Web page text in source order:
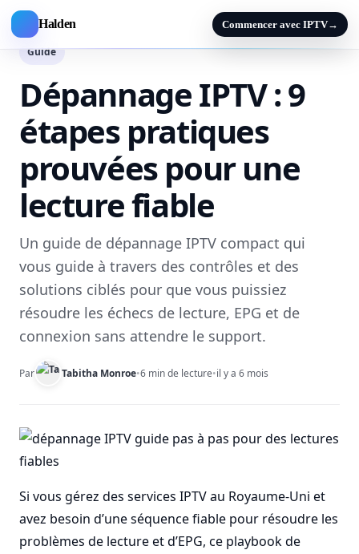
Halden Commencer avec IPTV→
Guide
Dépannage IPTV : 9
étapes pratiques
prouvées pour une
lecture fiable
Un guide de dépannage IPTV compact qui
vous guide à travers des contrôles et des
solutions ciblés pour que vous puissiez
résoudre les échecs de lecture, EPG et de
connexion sans attendre le support.
Par Tabitha Monroe•6 min de lecture•il y a 6 mois
Si vous gérez des services IPTV au Royaume-Uni et
avez besoin d’une séquence fiable pour résoudre les
problèmes de lecture et d’EPG, ce playbook de